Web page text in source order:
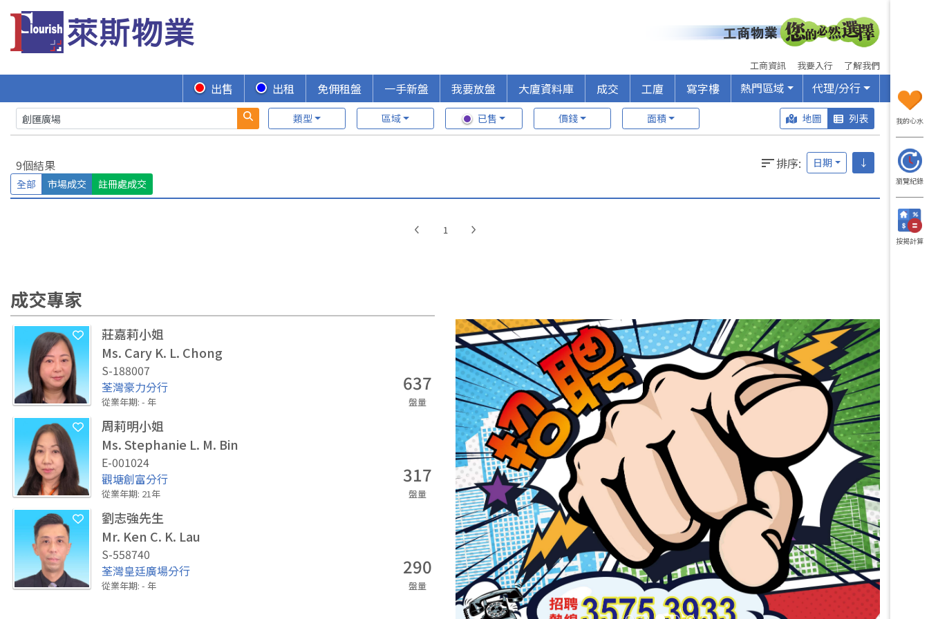
工商資訊 我要入行 了解我們
出售 出租 免佣租盤 一手新盤 我要放盤 大廈資料庫 成交 工廈 寫字樓 熱門區域 代理/分行
類型 區域 已售 價錢 面積 地圖 列表
9個結果 排序: 日期
↓
全部
市場成交 註冊處成交
1
成交專家
莊嘉莉小姐
Ms. Cary K. L. Chong
S-188007
荃灣豪力分行
從業年期: - 年
637
盤量
周莉明小姐
Ms. Stephanie L. M. Bin
E-001024
觀塘創富分行
從業年期: 21 年
317
盤量
劉志強先生
Mr. Ken C. K. Lau
S-558740
荃灣皇廷廣場分行
從業年期: - 年
290
盤量
我的心水
瀏覽紀錄
按揭計算